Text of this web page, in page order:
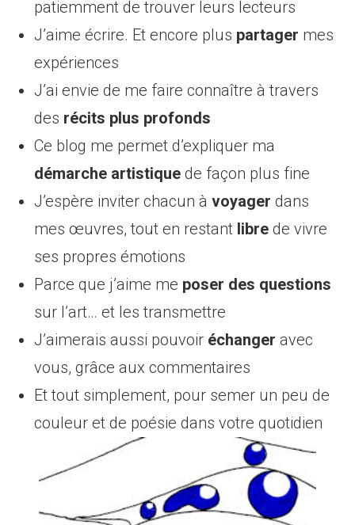
patiemment de trouver leurs lecteurs
J’aime écrire. Et encore plus partager mes
expériences
J’ai envie de me faire connaître à travers
des récits plus profonds
Ce blog me permet d’expliquer ma
démarche artistique de façon plus fine
J’espère inviter chacun à voyager dans
mes œuvres, tout en restant libre de vivre
ses propres émotions
Parce que j’aime me poser des questions
sur l’art… et les transmettre
J’aimerais aussi pouvoir échanger avec
vous, grâce aux commentaires
Et tout simplement, pour semer un peu de
couleur et de poésie dans votre quotidien